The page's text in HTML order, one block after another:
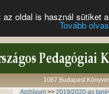
oldal is használ sütiket
Tovább
1087 Budapest
Archívum >> 2019/2020-as